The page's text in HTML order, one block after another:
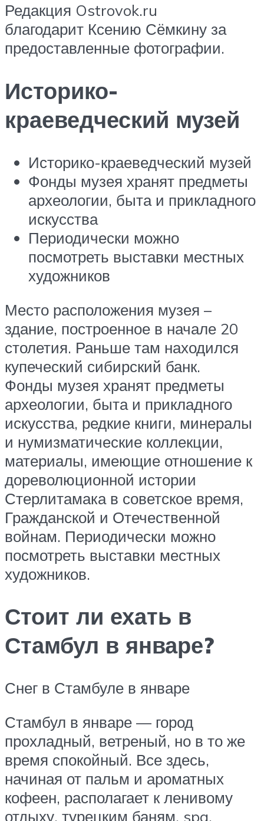
Редакция Ostrovok.ru
благодарит Ксению Сёмкину за
предоставленные фотографии.
Историко-
краеведческий музей
Историко-краеведческий музей
Фонды музея хранят предметы
археологии, быта и прикладного
искусства
Периодически можно
посмотреть выставки местных
художников
Место расположения музея –
здание, построенное в начале 20
столетия. Раньше там находился
купеческий сибирский банк.
Фонды музея хранят предметы
археологии, быта и прикладного
искусства, редкие книги, минералы
и нумизматические коллекции,
материалы, имеющие отношение к
дореволюционной истории
Стерлитамака в советское время,
Гражданской и Отечественной
войнам. Периодически можно
посмотреть выставки местных
художников.
Стоит ли ехать в
Стамбул в январе?
Снег в Стамбуле в январе
Стамбул в январе — город
прохладный, ветреный, но в то же
время спокойный. Все здесь,
начиная от пальм и ароматных
кофеен, располагает к ленивому
отдыху, турецким баням, spa,